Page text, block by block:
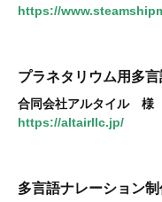
https://
プラネタリウム用多言
合同会社アルタイル 様
https://altairllc.jp/
多言語ナレーション制